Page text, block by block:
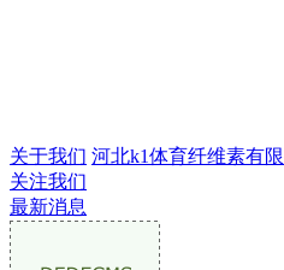
关于我们 河北k1体育纤维素有
关注我们
最新消息